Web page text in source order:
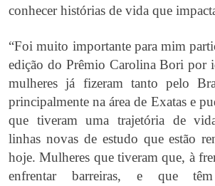
conhecer histórias de vida que
“Foi muito importante para mim
edição do Prêmio Carolina Bori por
mulheres já fizeram tanto pelo
principalmente na área de Exatas e
que tiveram uma trajetória de
linhas novas de estudo que estão
hoje. Mulheres que tiveram que, à
enfrentar barreiras, e que